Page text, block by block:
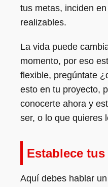
tus metas, inciden
realizables.
La vida puede
momento, por eso
flexible, pregúntate
esto en tu proyecto,
conocerte ahora y
ser, o lo que quieres
Establece
Aquí debes hablar